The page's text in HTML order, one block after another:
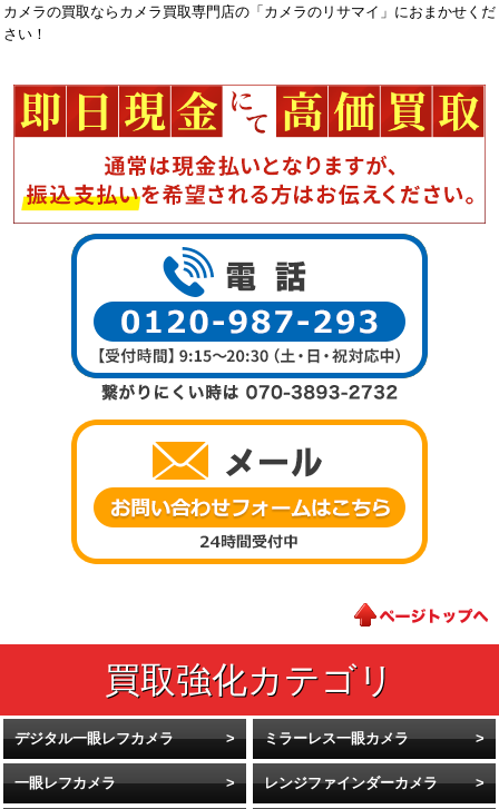
カメラの買取ならカメラ買取専門店の「カメラのリサマイ」におまかせくだ
さい！
デジタル一眼レフカメラ ミラーレス一眼カメラ
一眼レフカメラ レンジファインダーカメラ